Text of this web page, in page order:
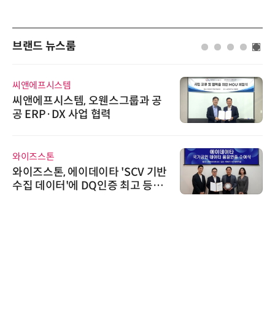
브랜드 뉴스룸
씨앤에프시스템
씨앤에프시스템, 오웬스그룹과 공
공 ERP·DX 사업 협력
와이즈스톤
와이즈스톤, 에이데이타 'SCV 기반
수집 데이터'에 DQ인증 최고 등급